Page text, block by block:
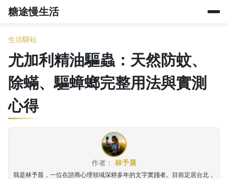
糖途慢生活
生活驛站
尤加利精油驅蟲：天然防蚊、
除蟎、驅蟑螂完整用法與實測
心得
作者： 林予晨
我是林予晨，一位在諮商心理領域深耕多年的文字實踐者。目前定居台北，